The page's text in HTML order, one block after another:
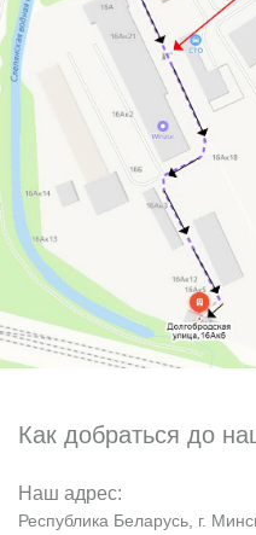
Как добраться до
Наш адрес:
Республика Беларусь, г.